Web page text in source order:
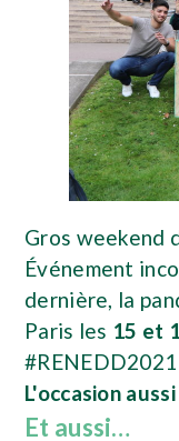
Gros weekend
Événement
dernière, la
Paris les 15 et
#RENEDD2021
L'occasion
Et aussi…